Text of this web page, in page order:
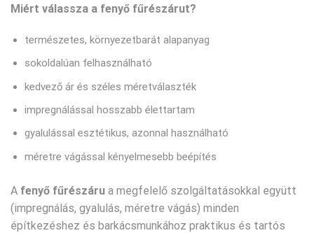
Miért válassza a fenyő fűrészárut?
természetes, környezetbarát alapanyag
sokoldalúan felhasználható
kedvező ár és széles méretválaszték
impregnálással hosszabb élettartam
gyalulással esztétikus, azonnal használható
méretre vágással kényelmesebb beépítés
A fenyő fűrészáru a megfelelő szolgáltatásokkal együtt
(impregnálás, gyalulás, méretre vágás) minden
építkezéshez és barkácsmunkához praktikus és tartós